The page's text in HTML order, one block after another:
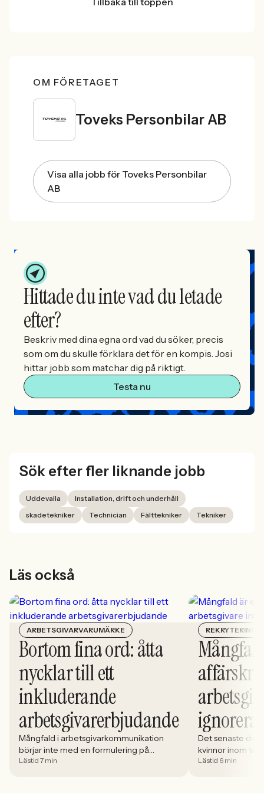
OM FÖRETAGET
Toveks Personbilar AB
Visa alla jobb för Toveks Personbilar
AB
Hittade du inte vad du letade
efter?
Beskriv med dina egna ord vad du söker, precis
som om du skulle förklara det för en kompis. Josi
hittar jobb som matchar dig på riktigt.
Testa nu
Sök efter fler liknande jobb
Uddevalla
Installation, drift och underhåll
skadetekniker
Technician Fälttekniker Tekniker
Läs också
ARBETSGIVARVARUMÄRKE
Bortom fina ord: åtta
nycklar till ett
inkluderande
arbetsgivarerbjudande
Mångfald i arbetsgivarkommunikation
börjar inte med en formulering på
karriärsidan. Den börjar i hur rekryteringen
Lästid 7 min
REKRYTERING
ignorera
Det senaste
kvinnor inom
stadigt på 30%.
Lästid 6 min